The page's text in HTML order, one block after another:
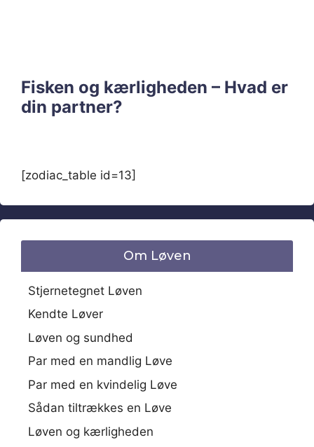
Fisken og kærligheden – Hvad er
din partner?
[zodiac_table id=13]
Om Løven
Stjernetegnet Løven
Kendte Løver
Løven og sundhed
Par med en mandlig Løve
Par med en kvindelig Løve
Sådan tiltrækkes en Løve
Løven og kærligheden